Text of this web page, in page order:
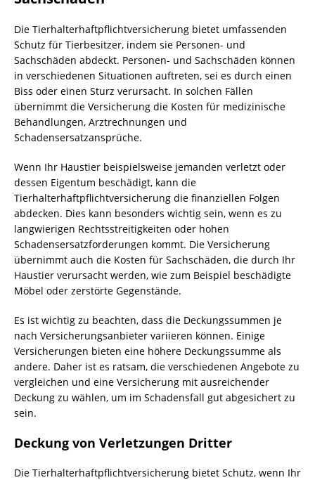
Die Tierhalterhaftpflichtversicherung bietet umfassenden
Schutz für Tierbesitzer, indem sie Personen- und
Sachschäden abdeckt. Personen- und Sachschäden können
in verschiedenen Situationen auftreten, sei es durch einen
Biss oder einen Sturz verursacht. In solchen Fällen
übernimmt die Versicherung die Kosten für medizinische
Behandlungen, Arztrechnungen und
Schadensersatzansprüche.
Wenn Ihr Haustier beispielsweise jemanden verletzt oder
dessen Eigentum beschädigt, kann die
Tierhalterhaftpflichtversicherung die finanziellen Folgen
abdecken. Dies kann besonders wichtig sein, wenn es zu
langwierigen Rechtsstreitigkeiten oder hohen
Schadensersatzforderungen kommt. Die Versicherung
übernimmt auch die Kosten für Sachschäden, die durch Ihr
Haustier verursacht werden, wie zum Beispiel beschädigte
Möbel oder zerstörte Gegenstände.
Es ist wichtig zu beachten, dass die Deckungssummen je
nach Versicherungsanbieter variieren können. Einige
Versicherungen bieten eine höhere Deckungssumme als
andere. Daher ist es ratsam, die verschiedenen Angebote zu
vergleichen und eine Versicherung mit ausreichender
Deckung zu wählen, um im Schadensfall gut abgesichert zu
sein.
Deckung von Verletzungen Dritter
Die Tierhalterhaftpflichtversicherung bietet Schutz, wenn Ihr